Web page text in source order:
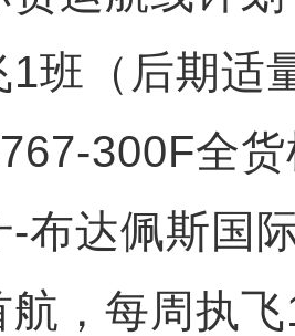
1班（后期适
300F全
-布达佩斯国
航，每周执